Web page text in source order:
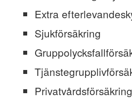
Extra
Sjukförsäkring
Privatvårdsförsäkring